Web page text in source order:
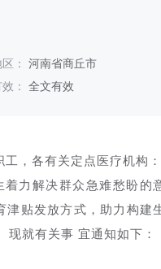
： 河南省商丘市
： 全文有效
，各有关定点医疗机构：
力解决群众急难愁盼的
津贴发放方式，助力构建
就有关事 宜通知如下：